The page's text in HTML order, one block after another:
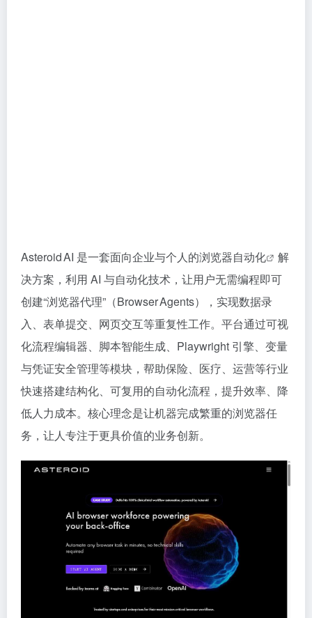
Asteroid AI 是一套面向企业与个人的浏览器自动化
解
决方案，利用 AI 与自动化技术，让用户无需编程即可
创建“浏览器代理”（Browser Agents），实现数据录
入、表单提交、网页交互等重复性工作。平台通过可视
化流程编辑器、脚本智能生成、Playwright 引擎、变量
与凭证安全管理等模块，帮助保险、医疗、运营等行业
快速搭建结构化、可复用的自动化流程，提升效率、降
低人力成本。核心理念是让机器完成繁重的浏览器任
务，让人专注于更具价值的业务创新。